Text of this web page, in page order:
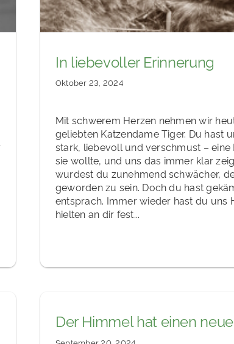
In liebevoller Erinnerung
Oktober 23, 2024
Mit schwerem Herzen nehmen wir
geliebten Katzendame Tiger. Du hast
stark, liebevoll und verschmust –
sie wollte, und uns das immer klar
wurdest du zunehmend schwächer,
geworden zu sein. Doch du hast
entsprach. Immer wieder hast du uns
hielten an dir fest...
Der Himmel hat einen